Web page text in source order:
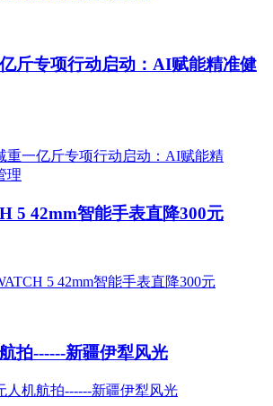
斤专项行动启动：AI赋能精准健
5 42mm智能手表直降300元
拍------新疆伊犁风光